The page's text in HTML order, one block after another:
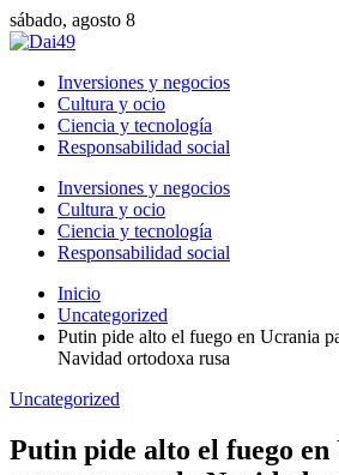
sábado, agosto 8
Inversiones y negocios
Cultura y ocio
Ciencia y tecnología
Responsabilidad social
Inversiones y negocios
Cultura y ocio
Ciencia y tecnología
Responsabilidad social
Inicio
Uncategorized
Putin pide alto el fuego en Ucrania
Navidad ortodoxa rusa
Uncategorized
Putin pide alto el fuego